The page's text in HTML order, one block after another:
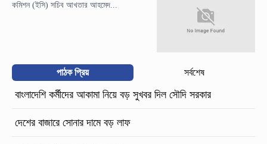
কমিশন (ইসি) সচিব আখতার আহমেদ...
পাঠক প্রিয় সর্বশেষ
বাংলাদেশি কর্মীদের আকামা নিয়ে বড় সুখবর দিল সৌদি সরকার
দেশের বাজারে সোনার দামে বড় লাফ